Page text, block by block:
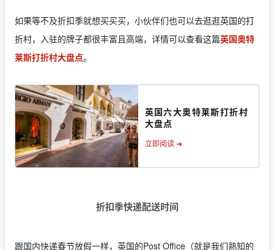
如果等不及折扣季就想买买买，小伙伴们也可以去逛逛英国的打
折村，入驻的牌子都很丰富且高端，详情可以查看这篇英国奥特
莱斯打折村大盘点。
英国六大奥特莱斯打折村
大盘点
立即阅读 ➔
折扣季快递配送时间
跟国内快递春节放假一样，英国的Post Office（就是我们熟知的